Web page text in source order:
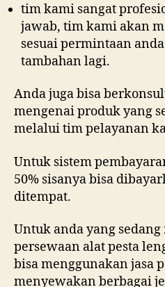
tim kami sangat
jawab, tim kami akan
sesuai permintaan
tambahan lagi.
Anda juga bisa
mengenai produk yang
melalui tim pelayanan
Untuk sistem
50% sisanya bisa
ditempat.
Untuk anda yang
persewaan alat pesta
bisa menggunakan jasa
menyewakan berbagai